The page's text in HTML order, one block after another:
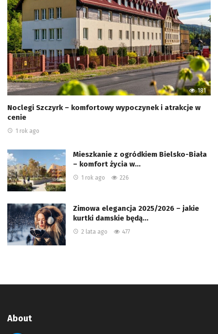
181
Noclegi Szczyrk – komfortowy wypoczynek i atrakcje w
cenie
1 rok ago
Mieszkanie z ogródkiem Bielsko-Biała
– komfort życia w…
1 rok ago 226
Zimowa elegancja 2025/2026 – jakie
kurtki damskie będą…
2 lata ago 477
About